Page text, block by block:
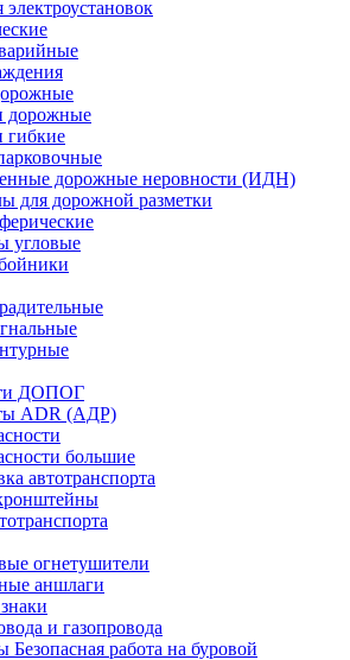
электроустановок
дорожные
гибкие
дорожные неровности (ИДН)
для дорожной разметки
угловые
ДОПОГ
ADR (АДР)
большие
автотранспорта
огнетушители
аншлаги
и газопровода
работа на буровой